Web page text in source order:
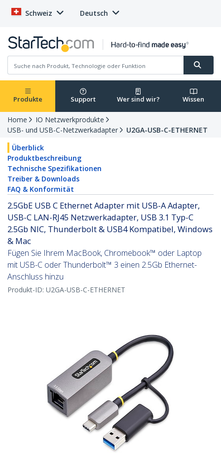
Schweiz Deutsch
Produkte Support Wer sind wir? Wissen
Home
IO Netzwerkprodukte
USB- und USB-C-Netzwerkadapter
U2GA-USB-C-ETHERNET
Überblick
Produktbeschreibung
Technische Spezifikationen
Treiber & Downloads
FAQ & Konformität
2.5GbE USB C Ethernet Adapter mit USB-A Adapter,
USB-C LAN-RJ45 Netzwerkadapter, USB 3.1 Typ-C
2.5Gb NIC, Thunderbolt & USB4 Kompatibel, Windows
& Mac
Fügen Sie Ihrem MacBook, Chromebook™ oder Laptop
mit USB-C oder Thunderbolt™ 3 einen 2.5Gb Ethernet-
Anschluss hinzu
Produkt-ID: U2GA-USB-C-ETHERNET